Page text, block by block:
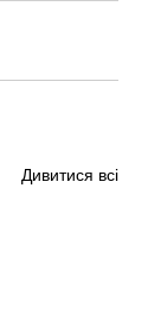
Дивитися всі